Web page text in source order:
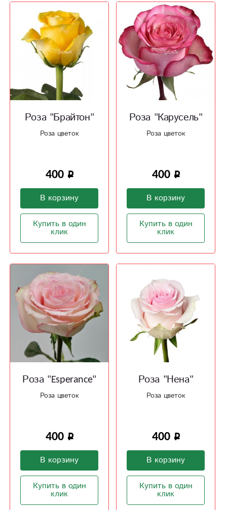
Роза "Брайтон"
Роза цветок
400
В корзину
Купить в один
клик
Роза "Карусель"
Роза цветок
400
В корзину
Купить в один
клик
Роза "Esperance"
Роза цветок
400
В корзину
Купить в один
клик
Роза "Нена"
Роза цветок
400
В корзину
Купить в один
клик